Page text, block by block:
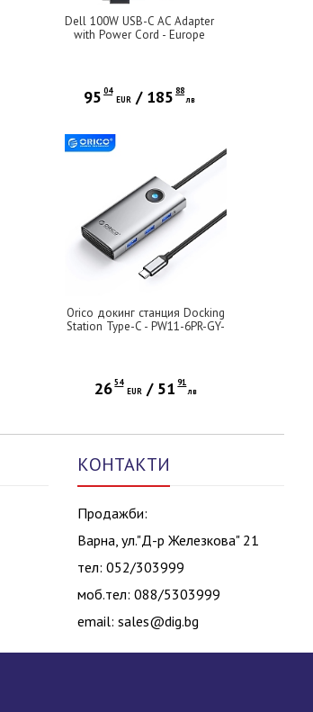
Dell 100W USB-C AC Adapter
with Power Cord - Europe
95 04
EUR / 185 88
лв
Orico докинг станция Docking
Station Type-C - PW11-6PR-GY-
26 54
EUR / 51 91
лв
КОНТАКТИ
Продажби:
Варна, ул."Д-р Железкова" 21
тел: 052/303999
моб.тел: 088/5303999
email: sales@dig.bg